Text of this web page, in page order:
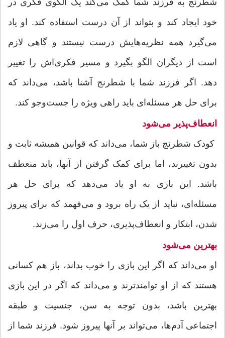
خود ایجاد کند و بتواند از آن درست استفاده کند. او یاد
می‌گیرد همه نظریه‌هایش درست نیستند و گاهی لازم
است از دیگران الگو بگیرد و مسیر فکری‌اش را تغییر
دهد. اگر فرزند شما با شطرنج آشنا باشد، می‌داند که
برای حل هر مسئله‌ای باید راهی ویژه را جست‌وجو کند.
انعطاف‌پذیر می‌شود
کودک شطرنج باز شما، می‌داند که قوانین همیشه ثابت و
بدون تغییرند، اما برای کمک گرفتن از آنها، باید منعطف
باشد. این بازی به او یاد می‌دهد که برای حل هر
مسئله‌ای، نباید از یک راه برود و می‌فهمد که برای پیروز
شدن، ابتکار و انعطاف‌پذیری، حرف اول را می‌زند.
بهترین می‌شود
او می‌داند که اگر این بازی را خوب بداند، باز هم کسانی
هستند که از او توامند‌ترند و می‌داند که اگر در این بازی
بهترین باشد، بدون توجه به سن، جنسیت و طبقه
اجتماعی آدم‌ها، می‌تواند بر آنها پیروز شود. فرزند شما از